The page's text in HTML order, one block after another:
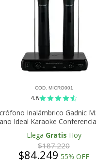
COD. MICRO001
4.8
Inalámbrico Gadnic
Ideal Karaoke
Llega Gratis Hoy
$187.220
$84.249 55% OFF